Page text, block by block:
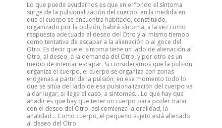
Lo que puede ayudarnos es que en el fondo el síntoma
surge de la pulsionalización del cuerpo: en la medida en
que el cuerpo se encuentra habitado, constituido,
organizado por la pulsión, habrá síntoma, a la vez como
respuesta adecuada al deseo del Otro y al mismo tiempo
como tentativa de escapar a la alienación o al goce del
Otro. Es decir que el síntoma tiene un lado de alienación al
Otro, al deseo, a la demanda del Otro, y por otro es un
medio de intentar escapar. Si consideramos que la pulsión
organiza el cuerpo, el cuerpo se organiza con zonas
erógenas a partir de la pulsión; en ese momento todo lo
que se sitúa del lado de esa pulsionalización del cuerpo va
a dar lugar, si llega el caso, a síntomas… Lo que hay que
añadir es que hay que tener un cuerpo para poder tratar
con el deseo del Otro: así comienza la oralidad, la
analidad… Como cuerpo, el pequeño sujeto está alienado
al deseo del Otro.